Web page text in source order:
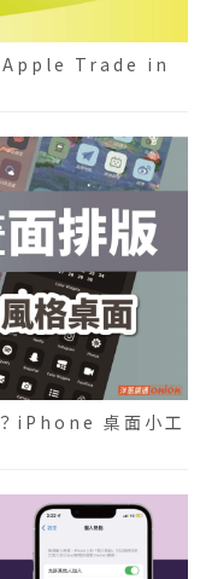
Apple Trade in
iPhone 桌面小工